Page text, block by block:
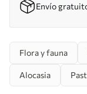
Envío
Flora y fauna
Alocasia